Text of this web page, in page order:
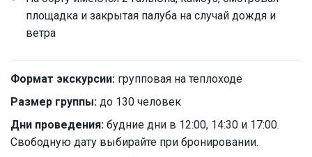
площадка и закрытая палуба на случай дождя и
ветра
Формат экскурсии: групповая на теплоходе
Размер группы: до 130 человек
Дни проведения: будние дни в 12:00, 14:30 и 17:00.
Свободную дату выбирайте при бронировании.